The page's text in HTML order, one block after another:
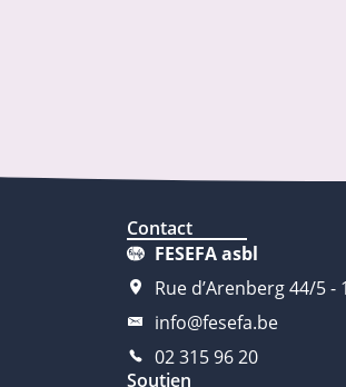
Contact
FESEFA asbl
Rue d’Arenberg 44/5
info@fesefa.be
02 315 96 20
Soutien